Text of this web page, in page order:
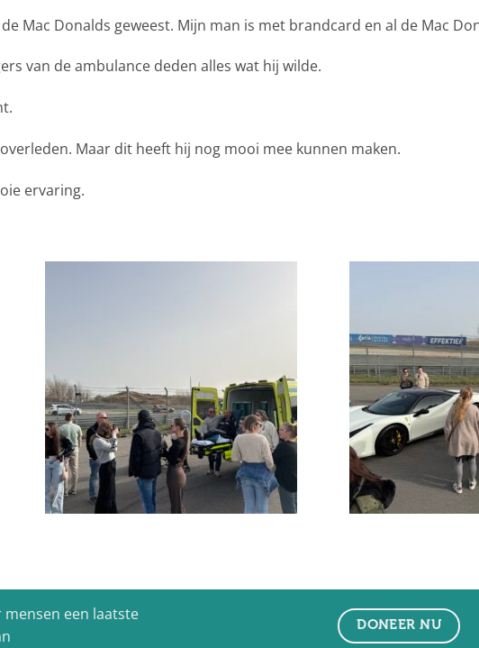
Mac Donalds geweest. Mijn man is met brandcard en al de Mac
van de ambulance deden alles wat hij wilde.
Maar dit heeft hij nog mooi mee kunnen maken.
ervaring.
een laatste
DONEER NU